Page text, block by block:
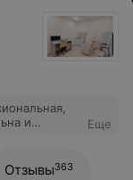
если есть
и
Еще
Отзывы363